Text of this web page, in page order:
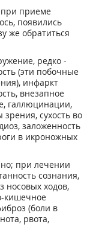
приеме
появились
же обратиться
редко -
(эти побочные
инфаркт
внезапное
галлюцинации,
сухость во
заложенность
в икроножных
при лечении
сознания,
носовых ходов,
кишечное
(боли в
рвота,